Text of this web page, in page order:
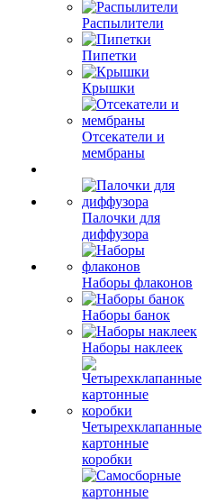
Распылители
Пипетки
Крышки
Отсекатели и
мембраны
Палочки для
диффузора
Наборы флаконов
Наборы банок
Наборы наклеек
Четырехклапанные
картонные
коробки